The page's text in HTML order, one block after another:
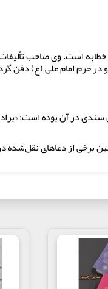
تاریخ و خطابه است. وی صاحب
و منتهی الآمال است. محدث قمی در سال ۱۳۵۹ق در نجف
در آن بوده است:
برخی از دعاهای نقل‌شده
است:
حضرت فاطمه(س)،نماز
سمات، کمیل، جوشن صغیر